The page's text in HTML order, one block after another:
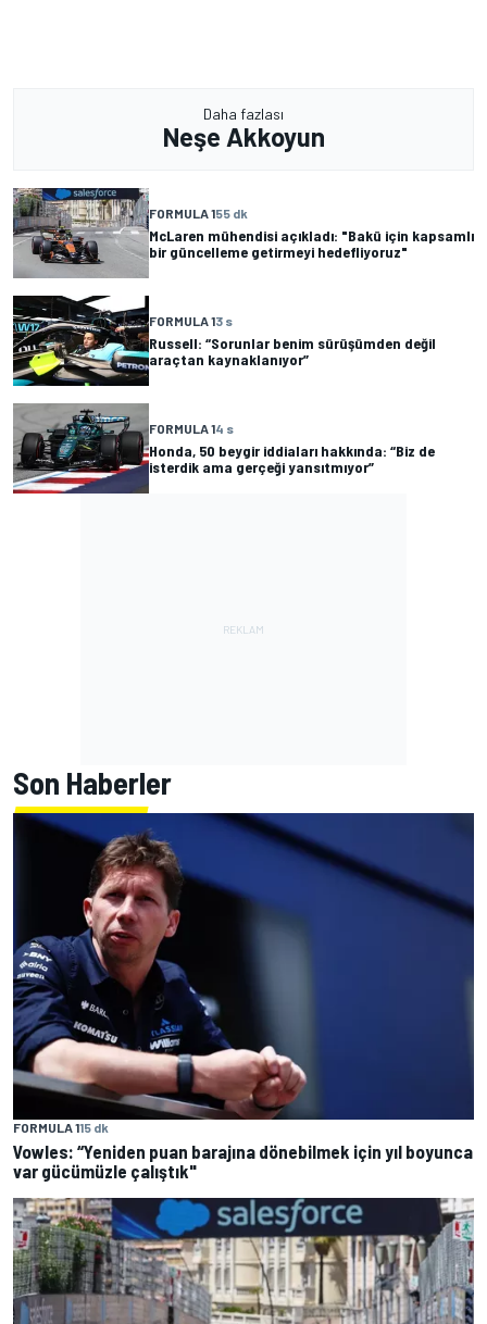
Daha fazlası
Neşe Akkoyun
FORMULA 155 dk
McLaren mühendisi açıkladı: "Bakü için kapsamlı
bir güncelleme getirmeyi hedefliyoruz"
FORMULA 13 s
Russell: “Sorunlar benim sürüşümden değil
araçtan kaynaklanıyor”
FORMULA 14 s
Honda, 50 beygir iddiaları hakkında: “Biz de
isterdik ama gerçeği yansıtmıyor”
Son Haberler
FORMULA 115 dk
Vowles: “Yeniden puan barajına dönebilmek için yıl boyunca
var gücümüzle çalıştık"